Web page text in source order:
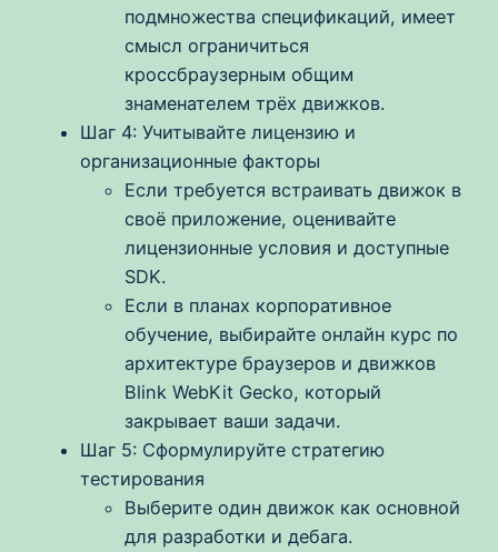
подмножества спецификаций, имеет
смысл ограничиться
кроссбраузерным общим
знаменателем трёх движков.
Шаг 4: Учитывайте лицензию и
организационные факторы
Если требуется встраивать движок в
своё приложение, оценивайте
лицензионные условия и доступные
SDK.
Если в планах корпоративное
обучение, выбирайте онлайн курс по
архитектуре браузеров и движков
Blink WebKit Gecko, который
закрывает ваши задачи.
Шаг 5: Сформулируйте стратегию
тестирования
Выберите один движок как основной
для разработки и дебага.